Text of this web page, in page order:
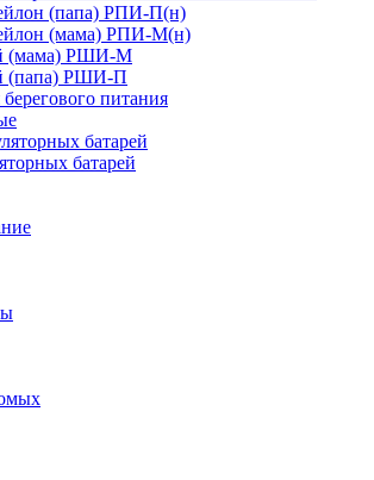
(папа) РПИ-П(н)
(мама) РПИ-М(н)
(мама) РШИ-М
(папа) РШИ-П
питания
батарей
батарей